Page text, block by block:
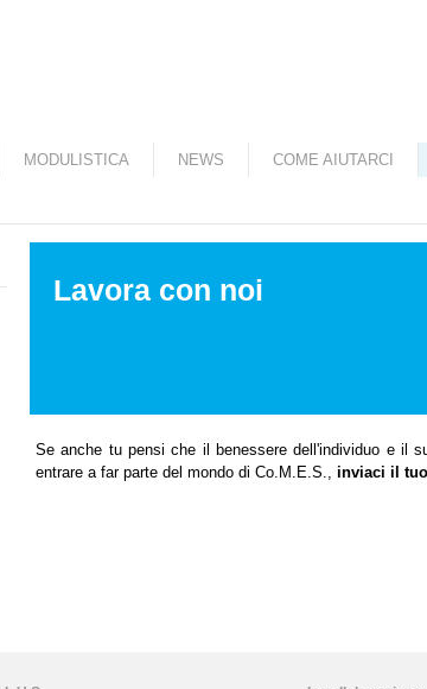
MODULISTICA NEWS COME AIUTARCI
Lavora con noi
Se anche tu pensi che il benessere dell'individuo e il
entrare a far parte del mondo di Co.M.E.S., inviaci il